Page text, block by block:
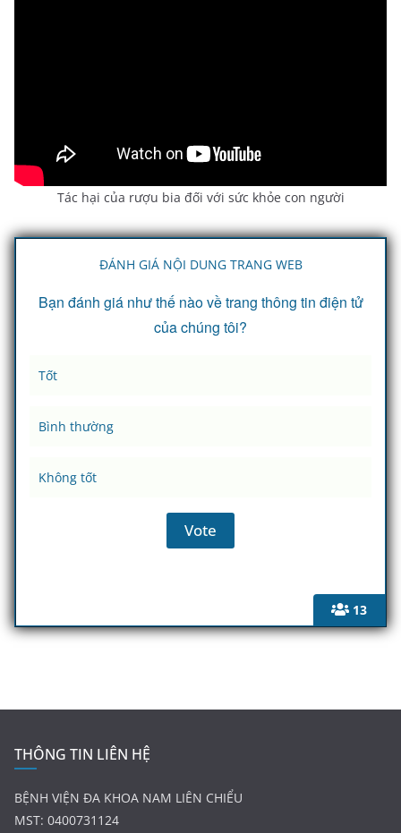
Tác hại của rượu bia đối với sức khỏe con người
13
ĐÁNH GIÁ NỘI DUNG TRANG WEB
Bạn đánh giá như thế nào về trang thông tin điện tử
của chúng tôi?
Tốt
Bình thường
Không tốt
THÔNG TIN LIÊN HỆ
BỆNH VIỆN ĐA KHOA NAM LIÊN CHIỂU
MST: 0400731124